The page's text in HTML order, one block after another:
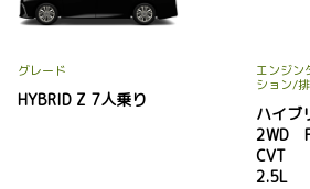
グレード
HYBRID Z 7人乗り
エンジン
ション/
ハイブ
2WD
CVT
2.5L